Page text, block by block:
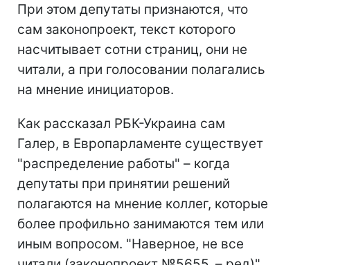
При этом депутаты признаются, что
сам законопроект, текст которого
насчитывает сотни страниц, они не
читали, а при голосовании полагались
на мнение инициаторов.
Как рассказал РБК-Украина сам
Галер, в Европарламенте существует
"распределение работы" – когда
депутаты при принятии решений
полагаются на мнение коллег, которые
более профильно занимаются тем или
иным вопросом. "Наверное, не все